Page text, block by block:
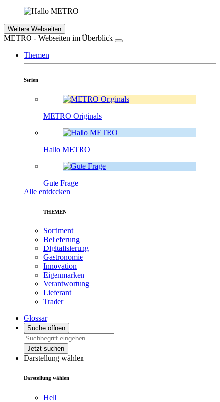
Weitere Webseiten
METRO - Webseiten im Überblick
Themen
Serien
METRO Originals
Hallo METRO
Gute Frage
Alle entdecken
THEMEN
Sortiment
Belieferung
Digitalisierung
Gastronomie
Innovation
Eigenmarken
Verantwortung
Lieferant
Trader
Glossar
Suche öffnen
Jetzt suchen
Darstellung wählen
Darstellung wählen
Hell